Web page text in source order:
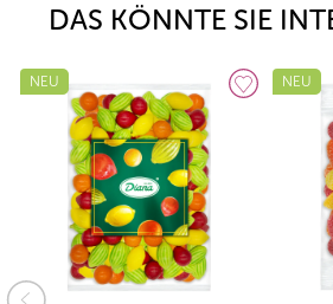
DAS KÖNNTE SIE
NEU NEU